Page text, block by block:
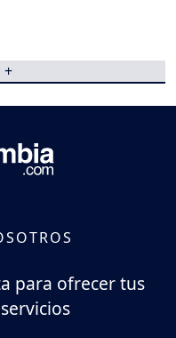
+
para ofrecer tus